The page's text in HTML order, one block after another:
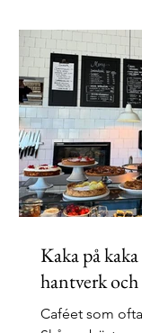
Kaka på
hantverk
Caféet som